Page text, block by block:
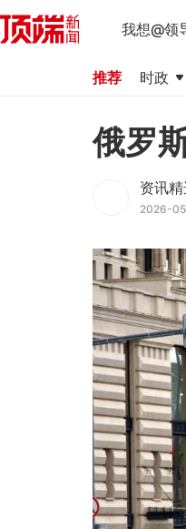
我想@领
推荐 时政
俄罗
资讯
2026-